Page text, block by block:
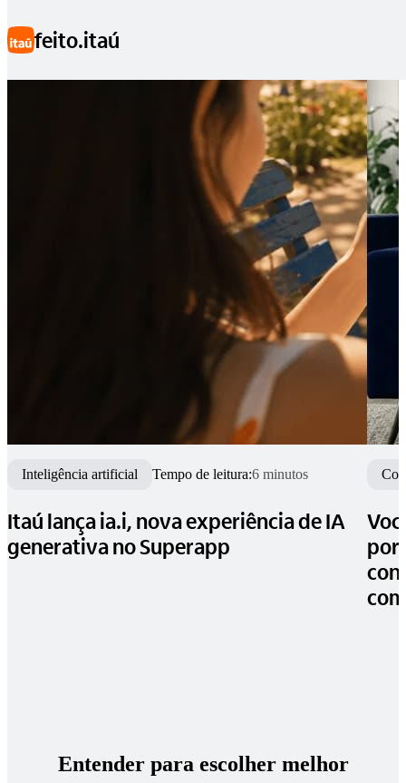
feito.itaú
Inteligência artificial Tempo de leitura:6 minutos
Itaú lança ia.i, nova experiência de IA
generativa no Superapp
por
Entender para escolher melhor